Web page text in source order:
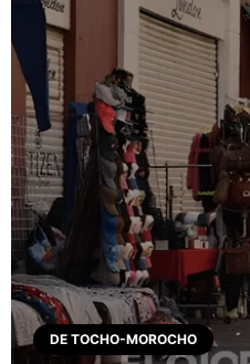
DE TOCHO-MOROCHO